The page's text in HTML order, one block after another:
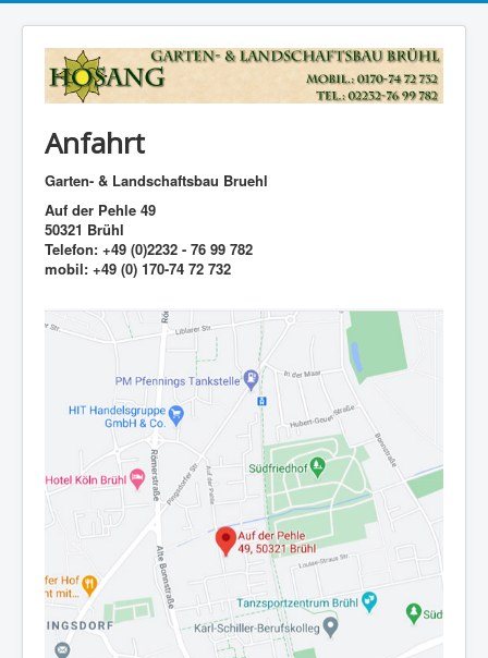
Anfahrt
Garten- & Landschaftsbau Bruehl
Auf der Pehle 49
50321 Brühl
Telefon: +49 (0)2232 - 76 99 782
mobil: +49 (0) 170-74 72 732